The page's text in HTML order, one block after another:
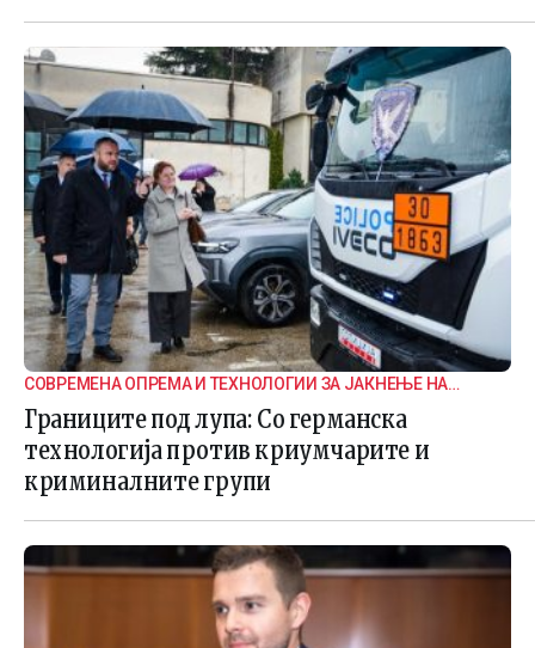
СОВРЕМЕНА ОПРЕМА И ТЕХНОЛОГИИ ЗА ЈАКНЕЊЕ НА
ГРАНИЧНАТА БЕЗБЕДНОСТ
Границите под лупа: Со германска
технологија против криумчарите и
криминалните групи